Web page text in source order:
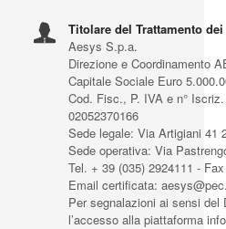
Titolare del Trattamento dei
Aesys S.p.a.
Direzione e Coordinamento
Capitale Sociale Euro
Cod. Fisc., P. IVA e n°
02052370166
Sede legale: Via Artigiani 41
Sede operativa: Via
Tel. + 39 (035) 2924111 -
Email certificata:
Per segnalazioni ai sensi del
l’accesso alla piattaforma